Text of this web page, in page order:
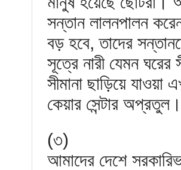
সন্তান লালনপালন করেন
বড় হবে, তাদের
সূত্রে নারী যেমন ঘরের
সীমানা ছাড়িয়ে
কেয়ার সেন্টার
(৩)
আমাদের দেশে